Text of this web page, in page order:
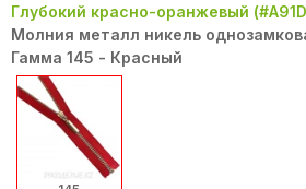
Глубокий красно-оранжевый
Молния металл никель
Гамма 145 - Красный